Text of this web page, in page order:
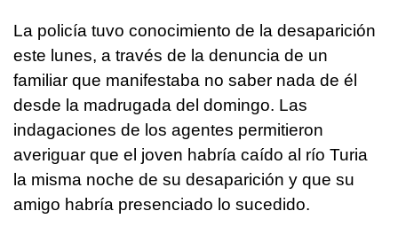
La policía tuvo conocimiento de la desaparición
este lunes, a través de la denuncia de un
familiar que manifestaba no saber nada de él
desde la madrugada del domingo. Las
indagaciones de los agentes permitieron
averiguar que el joven habría caído al río Turia
la misma noche de su desaparición y que su
amigo habría presenciado lo sucedido.